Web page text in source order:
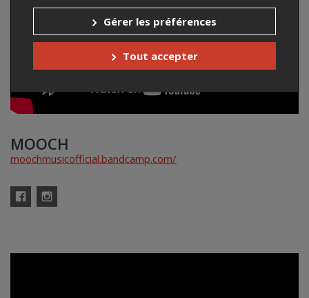
MOOCH
moochmusicofficial.bandcamp.com/
Gérer les préférences
Tout accepter